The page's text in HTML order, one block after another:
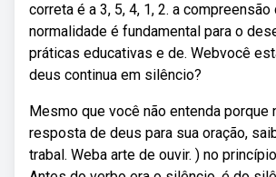
correta é a 3, 5, 4, 1, 2. a
normalidade é fundamental para o
práticas educativas e de. Webvocê
deus continua em silêncio?
Mesmo que você não entenda porque
resposta de deus para sua oração,
trabal. Weba arte de ouvir. ) no